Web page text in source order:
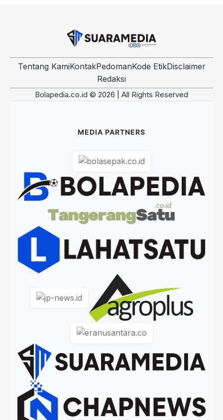
Tentang KamiKontakPedomanKode EtikDisclaimer
Redaksi
Bolapedia.co.id © 2026 | All Rights Reserved
MEDIA PARTNERS